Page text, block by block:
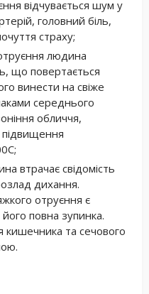
відчувається шум у
головний біль,
страху;
людина
що повертається
винести на свіже
середнього
обличчя,
підвищення
втрачає свідомість
дихання.
отруєння є
повна зупинка.
та сечового